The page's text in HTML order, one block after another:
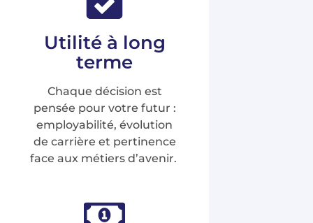
Utilité à long
terme
Chaque décision est
pensée pour votre futur :
employabilité, évolution
de carrière et pertinence
face aux métiers d’avenir.